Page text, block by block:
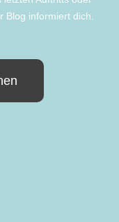
Blog informiert dich.